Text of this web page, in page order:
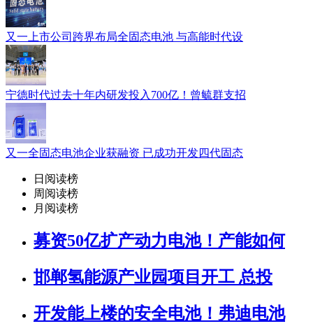
又一上市公司跨界布局全固态电池 与高能时代设
宁德时代过去十年内研发投入700亿！曾毓群支招
又一全固态电池企业获融资 已成功开发四代固态
日阅读榜
周阅读榜
月阅读榜
募资50亿扩产动力电池！产能如何
邯郸氢能源产业园项目开工 总投
开发能上楼的安全电池！弗迪电池